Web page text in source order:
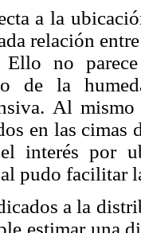
a la
relación
Ello no
de la
Al
en las cimas
interés por
pudo facilitar
a la
estimar una